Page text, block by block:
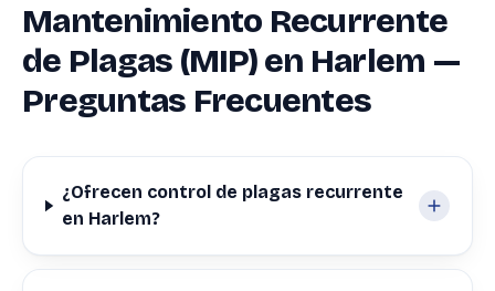
Mantenimiento Recurrente
de Plagas (MIP) en Harlem —
Preguntas Frecuentes
¿Ofrecen control de plagas recurrente
en Harlem?